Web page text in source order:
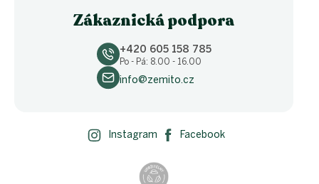
Zákaznická podpora
+420 605 158 785
Po - Pá: 8.00 - 16.00
info@zemito.cz
Instagram Facebook